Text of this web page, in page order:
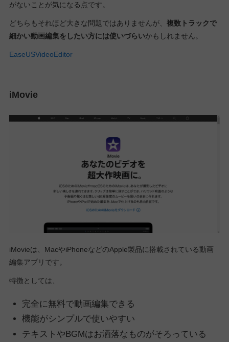
がないことが気になる点です。
どちらもそれほど大きな問題ではありませんが、 複数トラックで
細かい動画編集をしたい方には使いづらいかもしれません。
EaseUSVideoEditor
iMovie
iMovieは、MacやiPhoneなどのApple製品に搭載されている動画
編集アプリです。
特徴としては、
完全に無料で動画編集できる
機能がシンプルで使いやすい
テキストやBGMはお洒落なものがそろっている